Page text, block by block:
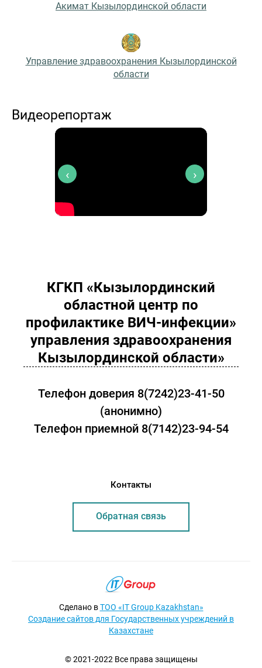
Акимат Кызылординской области
Управление здравоохранения Кызылординской
области
Видеорепортаж
‹ ›
КГКП «Кызылординский
областной центр по
профилактике ВИЧ-инфекции»
управления здравоохранения
Кызылординской области»
Телефон доверия 8(7242)23-41-50
(анонимно)
Телефон приемной 8(7142)23-94-54
Контакты
Обратная связь
Сделано вТОО «IT Group Kazakhstan»
Создание сайтов для Государственных учреждений в
Казахстане
© 2021-2022 Все права защищены